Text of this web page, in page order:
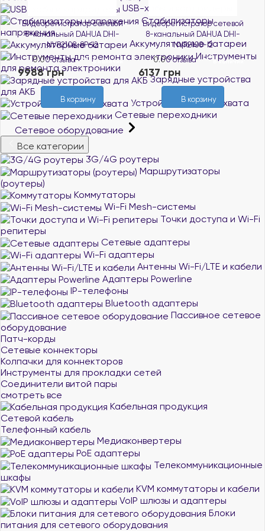
USB-хабы и кардридеры
Стабилизаторы
напряжения
Аккумуляторные батареи
Инструменты
для ремонта электроники
Зарядные устройства
для АКБ
Устройства видеозахвата
Сетевые переходники
Сетевое оборудование
Все категории
3G/4G роутеры
Маршрутизаторы
(роутеры)
Коммутаторы
Wi-Fi Mesh-системы
Точки доступа и Wi-Fi
репитеры
Сетевые адаптеры
Wi-Fi адаптеры
Антенны Wi-Fi/LTE и кабели
Адаптеры Powerline
IP-телефоны
Bluetooth адаптеры
Пассивное сетевое
оборудование
Патч-корды
Сетевые коннекторы
Колпачки для коннекторов
Инструменты для прокладки сетей
Соединители витой пары
смотреть все
Кабельная продукция
Сетевой кабель
Телефонный кабель
Медиаконвертеры
PoE адаптеры
Телекоммуникационные
шкафы
KVM коммутаторы и кабели
VoIP шлюзы и адаптеры
Блоки
питания для сетевого оборудования
Видеорегистратор сетевой
8-канальный DAHUA DHI-
NVR2108-8P-I2
0.00 отзыва В наличии
9988 грн
В корзину
Видеорегистратор сетевой
8-канальный DAHUA DHI-
NVR2108-I2
0.00 отзыва В наличии
6137 грн
В корзину